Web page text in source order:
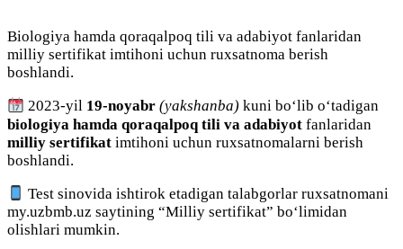
Biologiya hamda qoraqalpoq tili va adabiyot fanlaridan
milliy sertifikat imtihoni uchun ruxsatnoma berish
boshlandi.
2023-yil 19-noyabr (yakshanba) kuni bo‘lib o‘tadigan
biologiya hamda qoraqalpoq tili va adabiyot fanlaridan
milliy sertifikat imtihoni uchun ruxsatnomalarni berish
boshlandi.
Test sinovida ishtirok etadigan talabgorlar ruxsatnomani
my.uzbmb.uz saytining “Milliy sertifikat” bo‘limidan
olishlari mumkin.